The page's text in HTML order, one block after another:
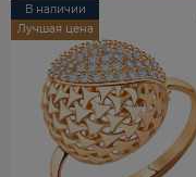
В наличии
Лучшая цена